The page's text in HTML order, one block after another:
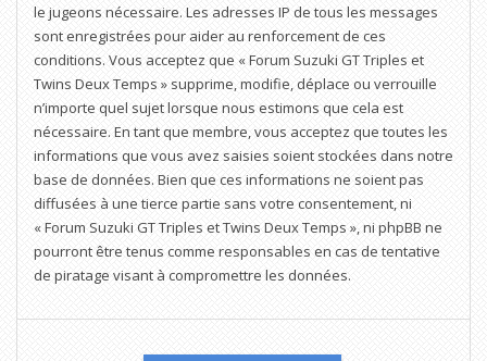
le jugeons nécessaire. Les adresses IP de tous les messages
sont enregistrées pour aider au renforcement de ces
conditions. Vous acceptez que « Forum Suzuki GT Triples et
Twins Deux Temps » supprime, modifie, déplace ou verrouille
n’importe quel sujet lorsque nous estimons que cela est
nécessaire. En tant que membre, vous acceptez que toutes les
informations que vous avez saisies soient stockées dans notre
base de données. Bien que ces informations ne soient pas
diffusées à une tierce partie sans votre consentement, ni
« Forum Suzuki GT Triples et Twins Deux Temps », ni phpBB ne
pourront être tenus comme responsables en cas de tentative
de piratage visant à compromettre les données.